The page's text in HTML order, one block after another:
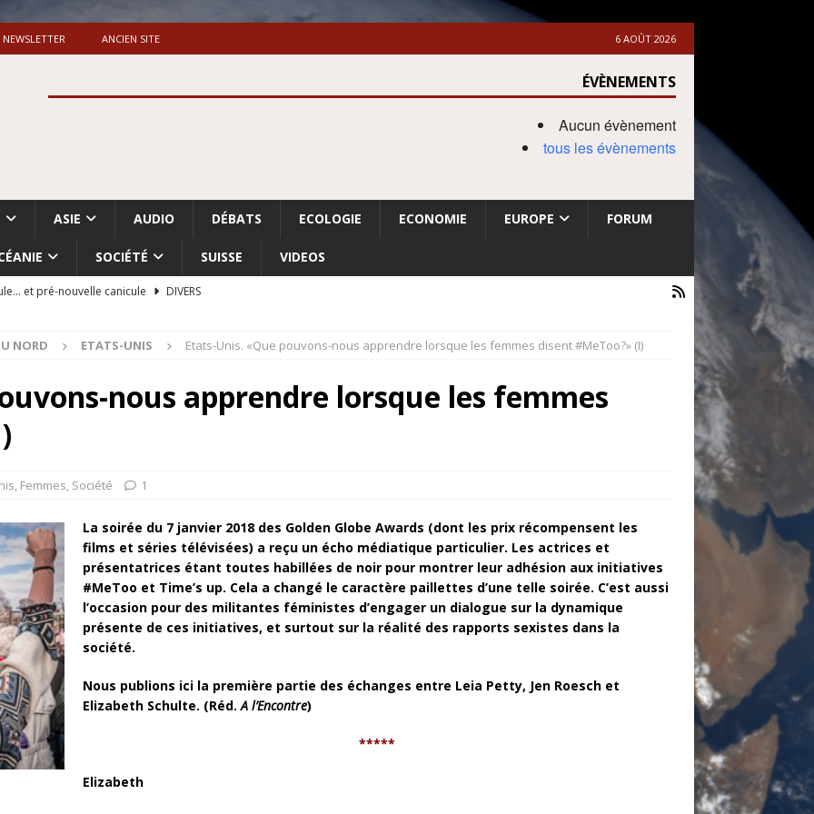
NEWSLETTER ANCIEN SITE 6 AOÛT 2026
ÉVÈNEMENTS
Aucun évènement
tous les évènements
ASIE AUDIO DÉBATS ECOLOGIE ECONOMIE EUROPE FORUM
SOCIÉTÉ SUISSE VIDEOS
et pré-nouvelle canicule
DIVERS
du nettoyage ethnique en Cisjordanie et à Gaza
sur la “fraude électorale” était une blague de mauvais
militaire
NORD ETATS-UNIS Etats-Unis. «Que pouvons-nous apprendre lorsque les femmes disent #MeToo?» (I)
nous apprendre lorsque les femmes
, Femmes, Société 1
La soirée du 7 janvier 2018 des Golden Globe Awards (dont les prix récompensent les
films et séries télévisées) a reçu un écho médiatique particulier. Les actrices et
présentatrices étant toutes habillées de noir pour montrer leur adhésion aux initiatives
#MeToo et Time’s up. Cela a changé le caractère paillettes d’une telle soirée. C’est aussi
l’occasion pour des militantes féministes d’engager un dialogue sur la dynamique
présente de ces initiatives, et surtout sur la réalité des rapports sexistes dans la
société.
Nous publions ici la première partie des échanges entre Leia Petty, Jen Roesch et
Elizabeth Schulte. (Réd.A l’Encontre)
*****
Elizabeth